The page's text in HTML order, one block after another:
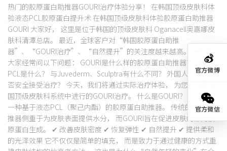
热门的胶原蛋白助推器GOURI治疗体验分享！ 在韩国顶级皮肤科体
验液态PCL胶原蛋白提升术 在韩国顶级皮肤科体验胶原蛋白助推器
GOURI 大家好， 这里是位于韩国的顶级皮肤科 Oganacell奥嘉娜皮
肤科清潭总店。 最近，全球客户对“韩国胶原蛋白助推
器”、“GOURI治疗”、“自然提升”的关注度越来越高。 特别是
大家经常问以下问题： GOURI是什么样的胶原蛋白助推器？ 液态
PCL是什么？ 与Juvederm、Sculptra有什么不同？ 外国人在韩国能
否安全接受治疗？ 今天，我们将通过实际治疗体验， 为您介绍在韩
国顶级皮肤科系统中进行的GOURI治疗。 什么是GOURI？ GOURI是
一种基于液态PCL（聚己内酯）的胶原蛋白助推器。 传统的皮肤助
推器侧重于为皮肤表面提供水分， 而GOURI旨在促进皮肤内部的胶
原蛋白生成。 ✔ 改善皮肤密度 ✔ 恢复弹性 ✔ 自然提升 ✔ 提供柔和
的光泽效果 它不仅仅是简单的填充， 而是致力于通过健康的方式重
官方微博
官方微信